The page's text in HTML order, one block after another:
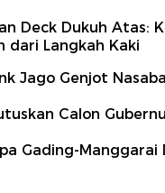
Deck Dukuh Atas:
dari Langkah Kaki
Jago Genjot
Calon
Gading-Manggarai